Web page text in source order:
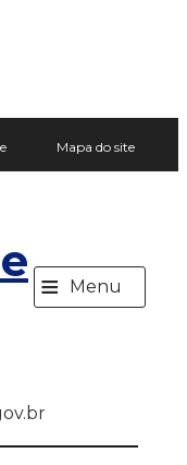
Mapa do site
≡ Menu